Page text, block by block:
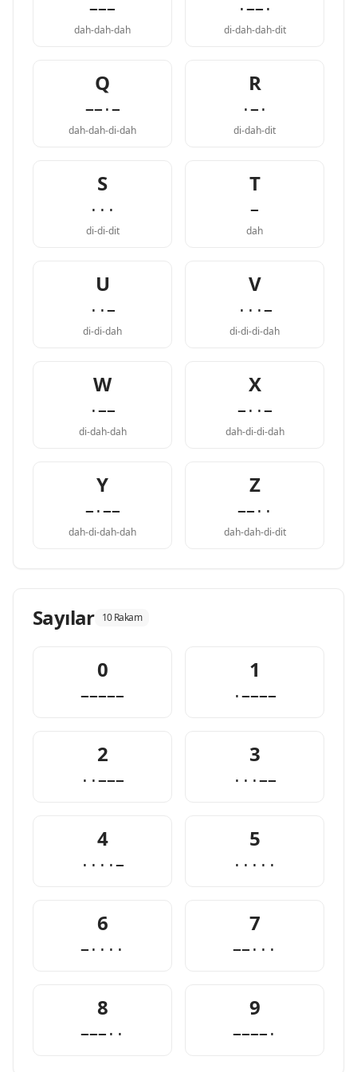
−−−
dah-dah-dah
·−−·
di-dah-dah-dit
Q
−−·−
dah-dah-di-dah
R
·−·
di-dah-dit
S
···
di-di-dit
T
−
dah
U
··−
di-di-dah
V
···−
di-di-di-dah
W
·−−
di-dah-dah
X
−··−
dah-di-di-dah
Y
−·−−
dah-di-dah-dah
Z
−−··
dah-dah-di-dit
Sayılar 10 Rakam
0
−−−−−
1
·−−−−
2
··−−−
3
···−−
4
····−
5
·····
6
−····
7
−−···
8
−−−··
9
−−−−·